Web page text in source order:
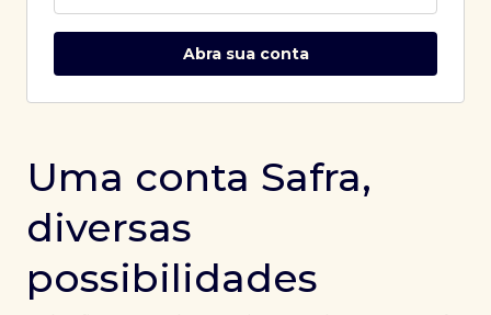
Abra sua conta
Uma conta Safra,
diversas
possibilidades